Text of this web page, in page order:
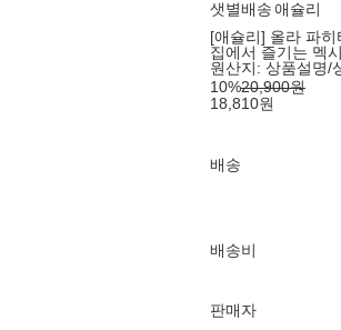
샛별배송애슐리
[애슐리] 올라 파히
집에서 즐기는 멕
원산지: 상품설명/
10%20,900원
18,810원
배송
배송비
판매자